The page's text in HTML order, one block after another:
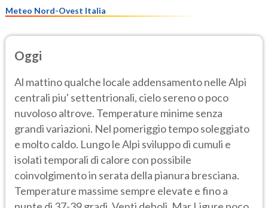
Meteo Nord-Ovest Italia
Oggi
Al mattino qualche locale addensamento nelle Alpi
centrali piu' settentrionali, cielo sereno o poco
nuvoloso altrove. Temperature minime senza
grandi variazioni. Nel pomeriggio tempo soleggiato
e molto caldo. Lungo le Alpi sviluppo di cumuli e
isolati temporali di calore con possibile
coinvolgimento in serata della pianura bresciana.
Temperature massime sempre elevate e fino a